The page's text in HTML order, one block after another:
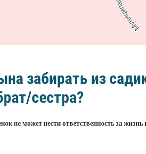
забирать из
сестра?
не может нести ответственность за жизнь